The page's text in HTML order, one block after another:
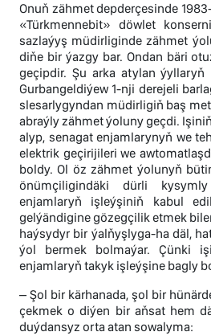
Onuň zähmet depderçesinde
«Türkmennebit» döwlet
sazlaýyş müdirliginde zähmet
diňe bir ýazgy bar. Ondan bäri
geçipdir. Şu arka atylan ýyllaryň
Gurbangeldiýew 1-nji derejeli
slesarlygyndan müdirligiň baş
abraýly zähmet ýoluny geçdi.
alyp, senagat enjamlarynyň we
elektrik geçirijileri we
boldy. Ol öz zähmet ýolunyň
önümçiligindäki dürli
enjamlaryň işleýşiniň kabul
gelýändigine gözegçilik etmek
haýsydyr bir ýalňyşlyga-ha däl,
ýol bermek bolmaýar. Çünki
enjamlaryň takyk işleýşine bagly
– Şol bir kärhanada, şol bir
çekmek o diýen bir aňsat hem
duýdansyz orta atan sowalyma: